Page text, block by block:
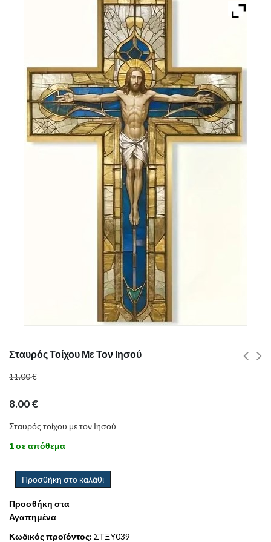
Σταυρός Τοίχου Με Τον Ιησού
11.00€
8.00€
Σταυρός τοίχου με τον Ιησού
1 σε απόθεμα
Προσθήκη στο καλάθι
Προσθήκη στα
Αγαπημένα
Κωδικός προϊόντος: ΣΤΞΥ039